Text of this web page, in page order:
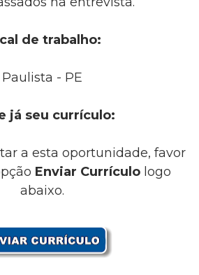
de trabalho:
Paulista - PE
já seu currículo:
a esta oportunidade, favor
Enviar Currículologo
abaixo.